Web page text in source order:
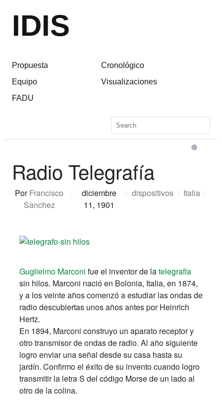
IDIS
Propuesta
Equipo
FADU
Cronológico
Visualizaciones
Radio Telegrafía
PorFrancisco
Sanchez
/
diciembre
11, 1901
/ dispositivos / Italia /
Guglielmo Marconi fue el inventor de latelegrafía
sin hilos. Marconi nació en Bolonia, Italia, en 1874,
y a los veinte años comenzó a estudiar las ondas de
radio descubiertas unos años antes por Heinrich
Hertz.
En 1894, Marconi construyo un aparato receptor y
otro transmisor de ondas de radio. Al año siguiente
logro enviar una señal desde su casa hasta su
jardín. Confirmo el éxito de su invento cuando logro
transmitir la letra S del código Morse de un lado al
otro de la colina.